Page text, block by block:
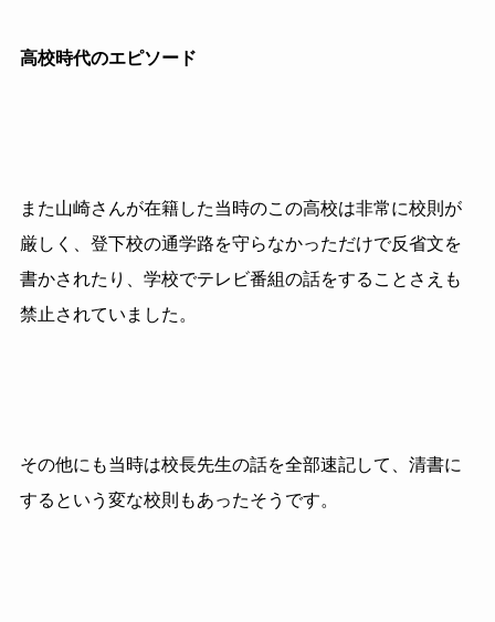
高校時代のエピソード
また山崎さんが在籍した当時のこの高校は非常に校則が
厳しく、登下校の通学路を守らなかっただけで反省文を
書かされたり、学校でテレビ番組の話をすることさえも
禁止されていました。
その他にも当時は校長先生の話を全部速記して、清書に
するという変な校則もあったそうです。